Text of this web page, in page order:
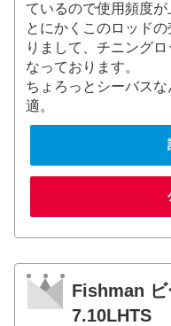
ているので使用頻度が
とにかくこのロッド
りまして、チニング
なっております。
ちょろっとシーバス
適。
Fishman ビ
7.10LHTS